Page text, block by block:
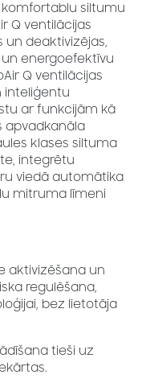
siltumu
Q ventilācijas
un deaktivizējas,
energoefektīvu
Q ventilācijas
inteliģentu
ar funkcijām kā
apvadkanāla
klases siltuma
integrētu
viedā automātika
mitruma līmeni
aktivizēšana un
regulēšana,
bez lietotāja
tieši uz